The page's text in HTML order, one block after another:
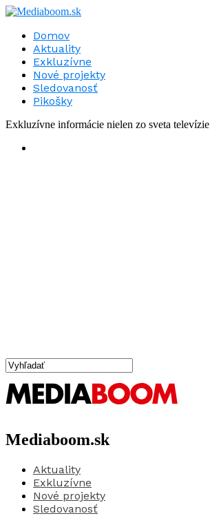
Domov
Aktuality
Exkluzívne
Nové projekty
Sledovanosť
Pikošky
Exkluzívne informácie nielen zo sveta televízie
Mediaboom.sk
Aktuality
Exkluzívne
Nové projekty
Sledovanosť